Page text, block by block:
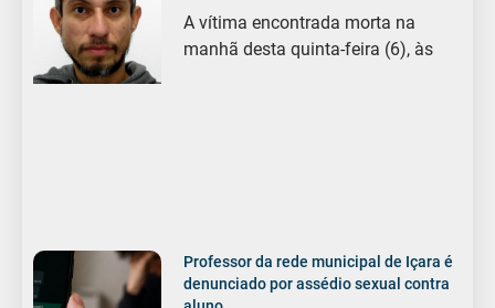
A vítima encontrada morta na
manhã desta quinta-feira (6), às
Professor da rede municipal de Içara é
denunciado por assédio sexual contra